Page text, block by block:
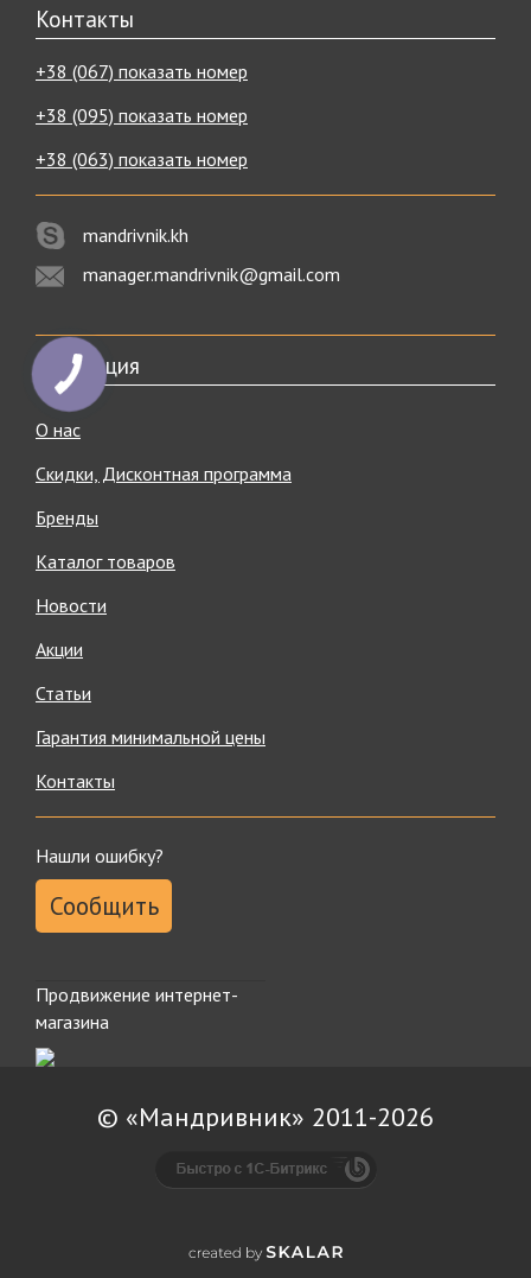
Контакты
+38 (067) показать номер
+38 (095) показать номер
+38 (063) показать номер
mandrivnik.kh
manager.mandrivnik@gmail.com
Навигация
О нас
Скидки, Дисконтная программа
Бренды
Каталог товаров
Новости
Акции
Статьи
Гарантия минимальной цены
Контакты
Нашли ошибку?
Сообщить
Продвижение интернет-
магазина
© «Мандривник» 2011-2026